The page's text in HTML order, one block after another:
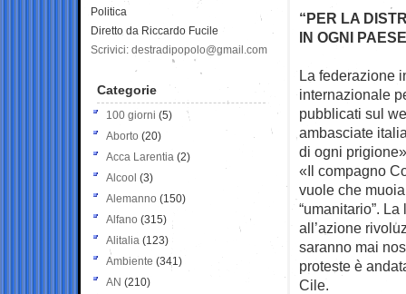
“PER LA
IN OGNI PAESE
La federazione
internazionale
pubblicati sul
ambasciate
di ogni
«Il compagno
vuole che
“umanitario”.
all’azione
saranno mai
proteste è
Cile.
Politica
Diretto da Riccardo Fucile
Scrivici: destradipopolo@gmail.com
Categorie
100 giorni (5)
Aborto (20)
Acca Larentia (2)
Alcool (3)
Alemanno (150)
Alfano (315)
Alitalia (123)
Ambiente (341)
AN (210)